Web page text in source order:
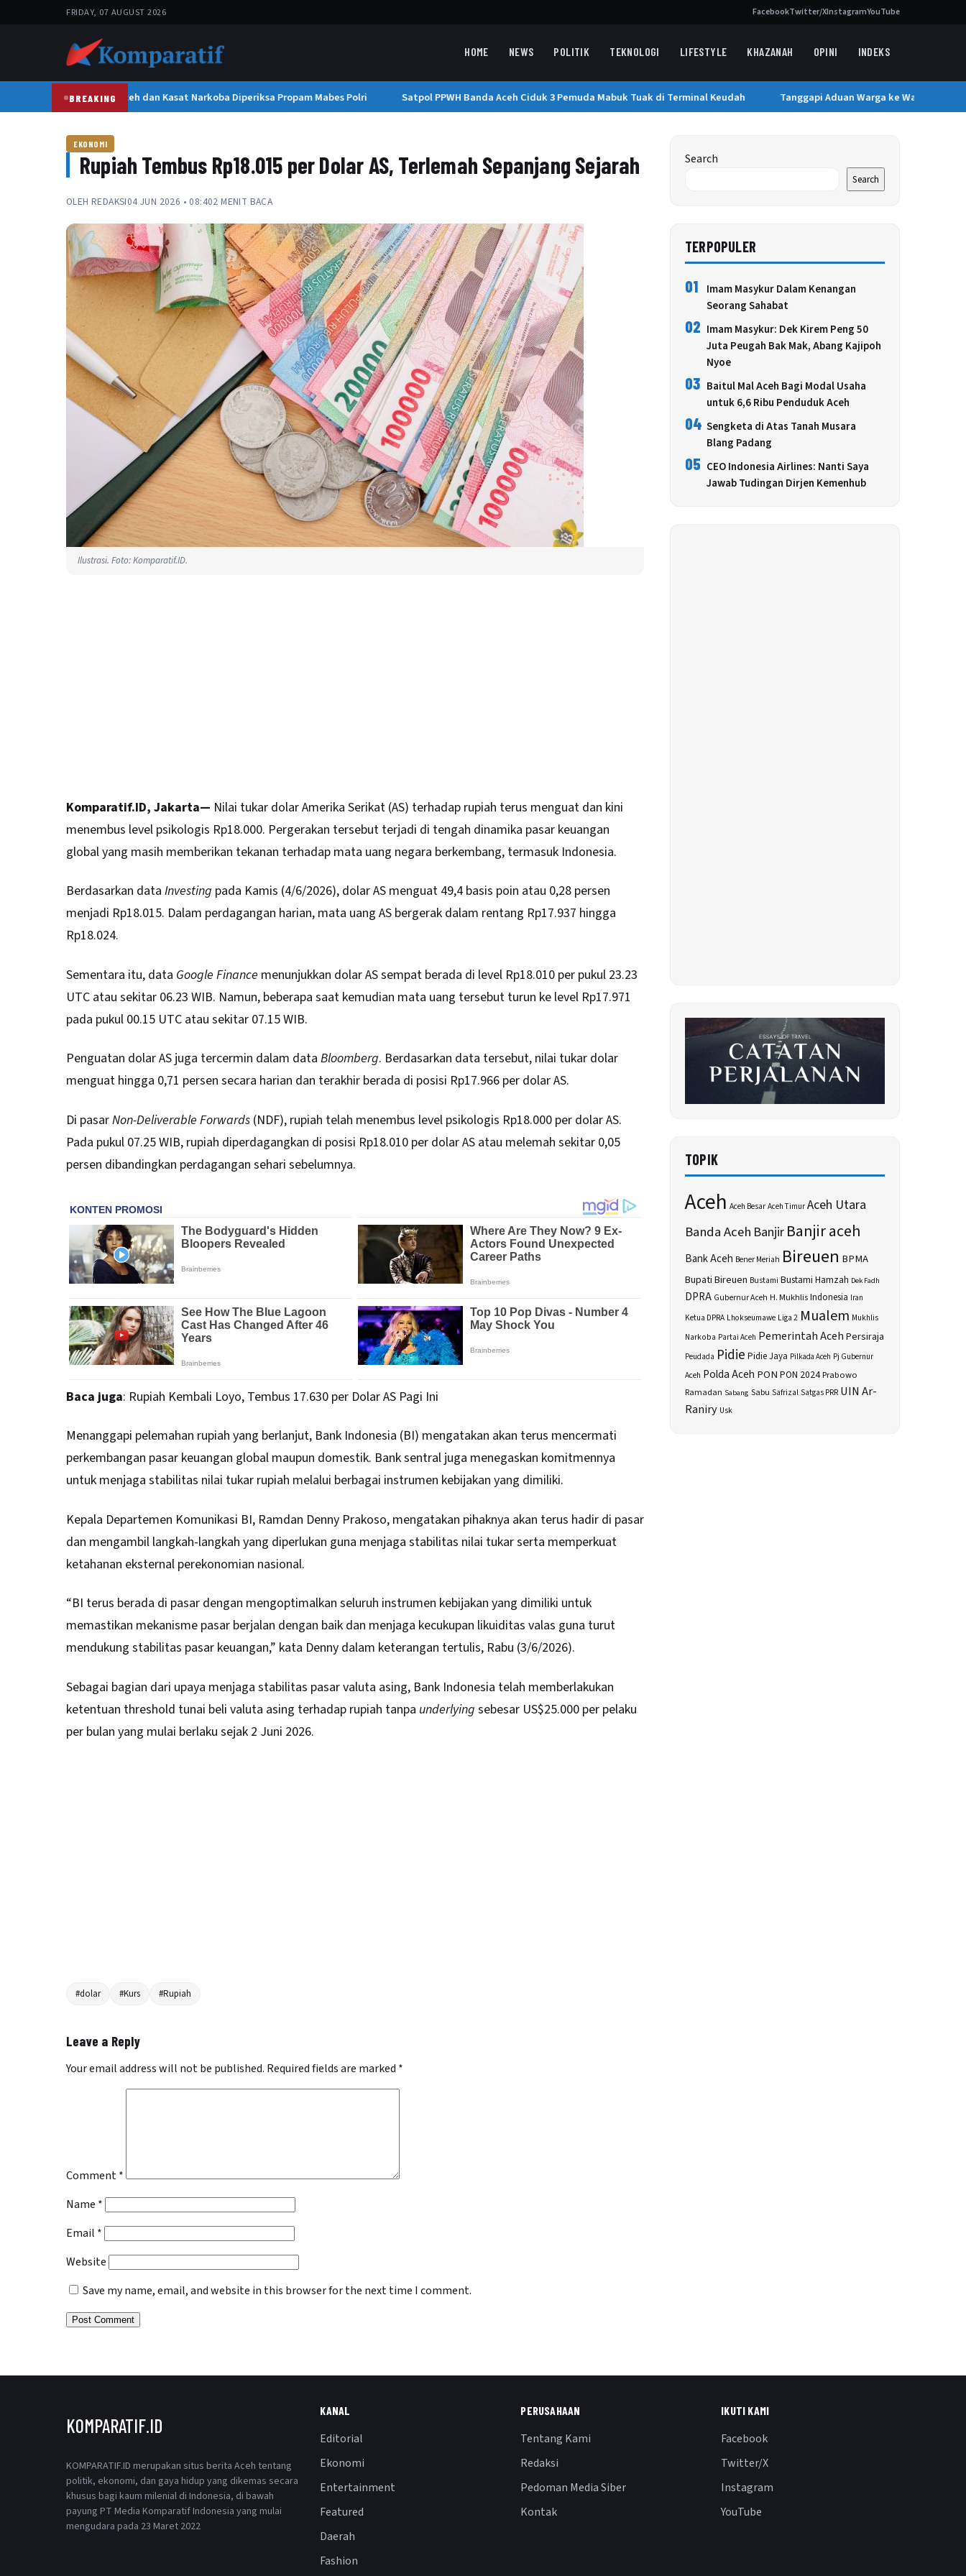
FRIDAY, 07 AUGUST 2026 FacebookTwitter/XInstagramYouTube
HOME NEWS POLITIK TEKNOLOGI LIFESTYLE KHAZANAH OPINI INDEKS
BREAKING
Kapolresta Banda Aceh dan Kasat Narkoba Diperiksa Propam Mabes Polri Satpol PPWH Banda Aceh Ciduk 3 Pemuda Mabuk Tuak di Terminal Keudah Tanggapi Aduan Warga ke Wapres,
EKONOMI
Rupiah Tembus Rp18.015 per Dolar AS, Terlemah Sepanjang Sejarah
OLEH REDAKSI04 JUN 2026 • 08:402 MENIT BACA
Ilustrasi. Foto: Komparatif.ID.
Komparatif.ID, Jakarta— Nilai tukar dolar Amerika Serikat (AS) terhadap rupiah terus menguat dan kini
menembus level psikologis Rp18.000. Pergerakan tersebut terjadi di tengah dinamika pasar keuangan
global yang masih memberikan tekanan terhadap mata uang negara berkembang, termasuk Indonesia.
Berdasarkan data Investing pada Kamis (4/6/2026), dolar AS menguat 49,4 basis poin atau 0,28 persen
menjadi Rp18.015. Dalam perdagangan harian, mata uang AS bergerak dalam rentang Rp17.937 hingga
Rp18.024.
Sementara itu, data Google Finance menunjukkan dolar ASsempat berada di level Rp18.010 per pukul 23.23
UTC atau sekitar 06.23 WIB. Namun, beberapa saat kemudian mata uang tersebut turun ke level Rp17.971
pada pukul 00.15 UTC atau sekitar 07.15 WIB.
Penguatan dolar AS juga tercermin dalam data Bloomberg. Berdasarkan data tersebut, nilai tukar dolar
menguat hingga 0,71 persen secara harian dan terakhir berada di posisi Rp17.966 per dolar AS.
Di pasarNon-Deliverable Forwards (NDF), rupiah telah menembus level psikologis Rp18.000 per dolar AS.
Pada pukul 07.25 WIB, rupiah diperdagangkan di posisi Rp18.010 per dolar AS atau melemah sekitar 0,05
persen dibandingkan perdagangan sehari sebelumnya.
Baca juga: Rupiah Kembali Loyo, Tembus 17.630 per Dolar AS Pagi Ini
Menanggapi pelemahan rupiah yang berlanjut, Bank Indonesia (BI) mengatakan akan terus mencermati
perkembangan pasar keuangan global maupun domestik. Bank sentral juga menegaskan komitmennya
untuk menjaga stabilitas nilai tukar rupiah melalui berbagai instrumen kebijakan yang dimiliki.
Kepala Departemen Komunikasi BI, Ramdan Denny Prakoso, mengatakan pihaknya akan terus hadir di pasar
dan mengambil langkah-langkah yang diperlukan guna menjaga stabilitas nilai tukar serta memperkuat
ketahanan eksternal perekonomian nasional.
“BI terus berada di pasar dengan mengoptimalkan seluruh instrumen kebijakan yang dimiliki untuk
memastikan mekanisme pasar berjalan dengan baik dan menjaga kecukupan likuiditas valas guna turut
mendukung stabilitas pasar keuangan,” kata Denny dalam keterangan tertulis, Rabu (3/6/2026).
Sebagai bagian dari upaya menjaga stabilitas pasar valuta asing, Bank Indonesia telah memberlakukan
ketentuan threshold tunai beli valuta asing terhadap rupiah tanpa underlying sebesar US$25.000 per pelaku
per bulan yang mulai berlaku sejak 2 Juni 2026.
#dolar #Kurs #Rupiah
Leave a Reply
Your email address will not be published. Required fields are marked *
Comment*
Name *
Email *
Website
Save my name, email, and website in this browser for the next time I comment.
Search
Search
TERPOPULER
01
Imam Masykur Dalam Kenangan
Seorang Sahabat
02 Imam Masykur: Dek Kirem Peng 50
Juta Peugah Bak Mak, Abang Kajipoh
Nyoe
03 Baitul Mal Aceh Bagi Modal Usaha
untuk 6,6 Ribu Penduduk Aceh
04 Sengketa di Atas Tanah Musara
Blang Padang
05 CEO Indonesia Airlines: Nanti Saya
Jawab Tudingan Dirjen Kemenhub
TOPIK
Aceh Aceh Besar Aceh Timur Aceh Utara
Banda Aceh BanjirBanjir aceh
Bank Aceh Bener Meriah Bireuen BPMA
Bupati Bireuen Bustami Bustami Hamzah Dek Fadh
DPRA Gubernur Aceh H. MukhlisIndonesia Iran
Ketua DPRA Lhokseumawe Liga 2 Mualem Mukhlis
Narkoba Partai Aceh Pemerintah AcehPersiraja
Peudada Pidie Pidie Jaya Pilkada Aceh Pj Gubernur
Aceh Polda Aceh PON PON 2024Prabowo
Ramadan Sabang Sabu SafrizalSatgas PRR UIN Ar-
Raniry Usk
KOMPARATIF.ID
KOMPARATIF.ID merupakan situs berita Aceh tentang
politik, ekonomi, dan gaya hidup yang dikemas secara
khusus bagi kaum milenial di Indonesia, di bawah
payung PT Media Komparatif Indonesia yang mulai
mengudara pada 23 Maret 2022
KANAL
Editorial
Ekonomi
Entertainment
Featured
Daerah
Fashion
PERUSAHAAN
Tentang Kami
Redaksi
Pedoman Media Siber
Kontak
IKUTI KAMI
Facebook
Twitter/X
Instagram
YouTube